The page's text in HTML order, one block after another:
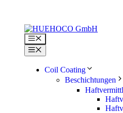
springen
Menü
Menü
Coil Coating
Beschichtungen